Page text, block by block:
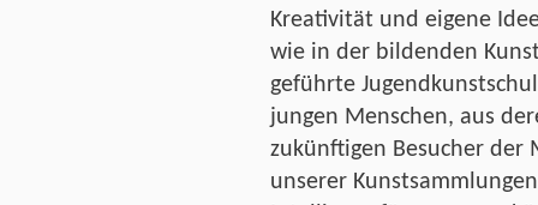
Kreativität und eigene
wie in der bildenden
geführte
jungen Menschen, aus
zukünftigen Besucher der
unserer